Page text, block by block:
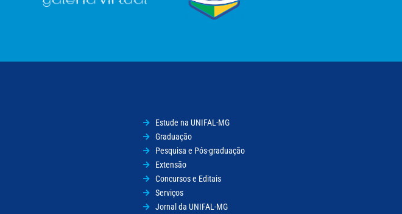
Estude na UNIFAL-MG
Graduação
Pesquisa e Pós-graduação
Extensão
Concursos e Editais
Serviços
Jornal da UNIFAL-MG